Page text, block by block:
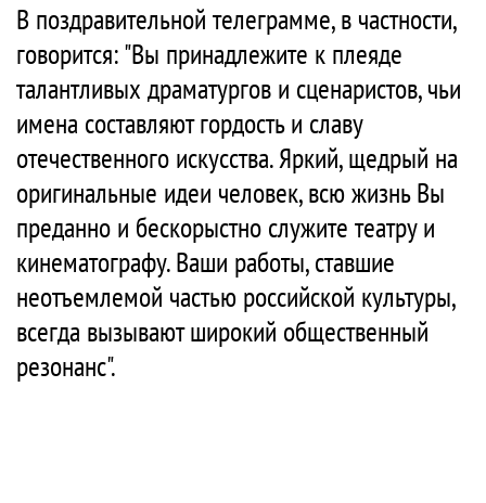
В поздравительной телеграмме, в частности,
говорится: "Вы принадлежите к плеяде
талантливых драматургов и сценаристов, чьи
имена составляют гордость и славу
отечественного искусства. Яркий, щедрый на
оригинальные идеи человек, всю жизнь Вы
преданно и бескорыстно служите театру и
кинематографу. Ваши работы, ставшие
неотъемлемой частью российской культуры,
всегда вызывают широкий общественный
резонанс".